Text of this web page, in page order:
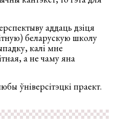
аддаць дзіця
беларускую школу
калі мне
а не чаму яна
ўніверсітэцкі праект.